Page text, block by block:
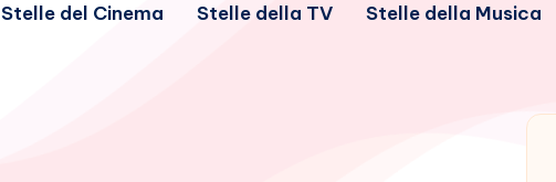
Stelle del Cinema Stelle della TV Stelle della Musica